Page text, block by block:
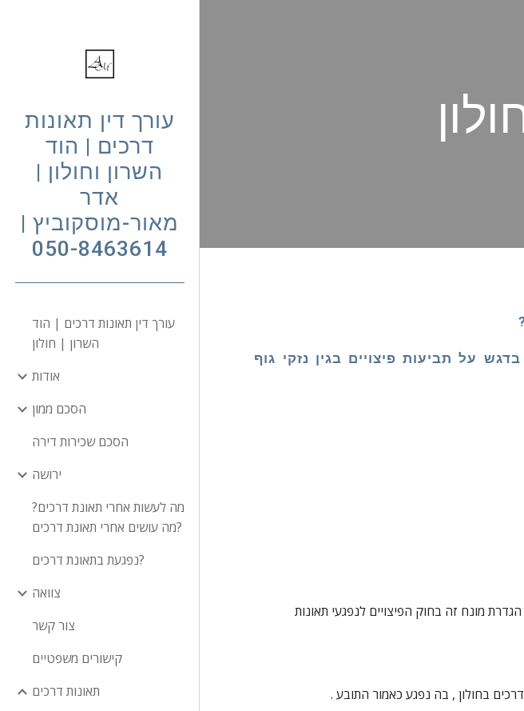
עורך דין תאונות
דרכים | הוד
השרון וחולון |
אדר
מאור-מוסקוביץ |
050-8463614
עורך דין תאונות דרכים | הוד
השרון | חולון
אודות
הסכם ממון
הסכם שכירות דירה
ירושה
מה לעשות אחרי תאונת דרכים?
מה עושים אחרי תאונת דרכים?
נפגעת בתאונת דרכים?
צוואה
צור קשר
קישורים משפטיים
תאונות דרכים
על תביעות פיצויים בגין נזקי גוף